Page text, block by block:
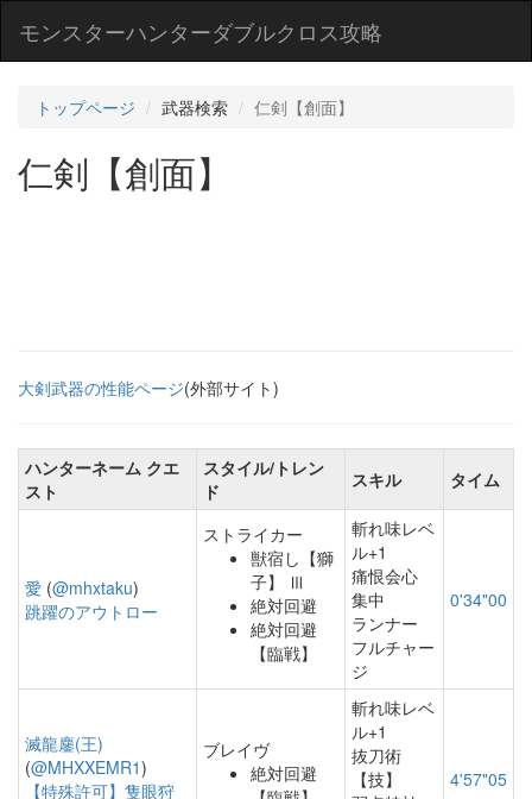
モンスターハンターダブルクロス攻略
トップページ 武器検索 仁剣【創面】
仁剣【創面】
大剣武器の性能ページ(外部サイト)
ハンターネーム クエ
スト
スタイル/トレン
ド
スキル タイム
愛 (@mhxtaku)
跳躍のアウトロー
ストライカー
獣宿し【獅
子】 Ⅲ
絶対回避
絶対回避
【臨戦】
斬れ味レベ
ル+1
痛恨会心
集中
ランナー
フルチャー
ジ
0'34"00
滅龍鏖(王)
(@MHXXEMR1)
【特殊許可】隻眼狩
ブレイヴ
絶対回避
斬れ味レベ
ル+1
抜刀術
【技】
4'57"05